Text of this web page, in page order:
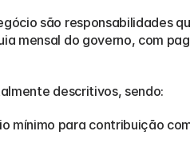
são responsabilidades
mensal do governo, com
descritivos, sendo:
mínimo para contribuição